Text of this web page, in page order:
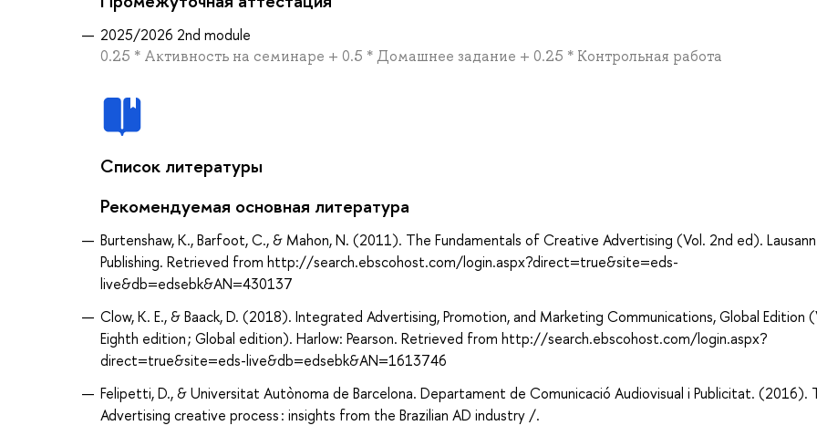
2025/2026 2nd module
0.25 * Активность на семинаре + 0.5 * Домашнее задание + 0.25 * Контрольная работа
Список литературы
Рекомендуемая основная литература
Burtenshaw, K., Barfoot, C., & Mahon, N. (2011). The Fundamentals of Creative Advertising (Vol. 2nd ed).
Publishing. Retrieved from http://search.ebscohost.com/login.aspx?direct=true&site=eds-
live&db=edsebk&AN=430137
Clow, K. E., & Baack, D. (2018). Integrated Advertising, Promotion, and Marketing Communications, Global Edition
Eighth edition ; Global edition). Harlow: Pearson. Retrieved from http://search.ebscohost.com/login.aspx?
direct=true&site=eds-live&db=edsebk&AN=1613746
Felipetti, D., & Universitat Autònoma de Barcelona. Departament de Comunicació Audiovisual i Publicitat. (2016).
Advertising creative process : insights from the Brazilian AD industry /.